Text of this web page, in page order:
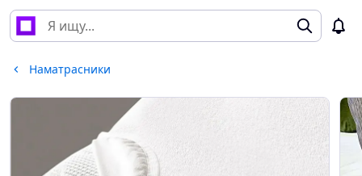
Наматрасники